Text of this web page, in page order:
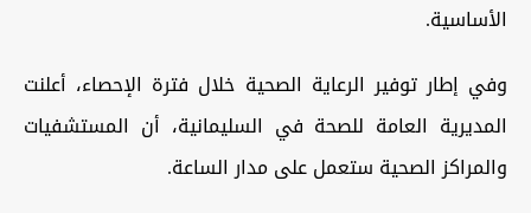
الأساسية.
وفي إطار توفير الرعاية الصحية خلال فترة الإحصاء، أعلنت
المديرية العامة للصحة في السليمانية، أن المستشفيات
والمراكز الصحية ستعمل على مدار الساعة.